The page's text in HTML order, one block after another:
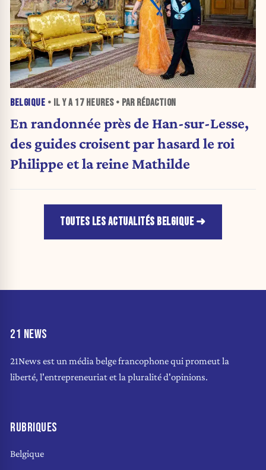
BELGIQUE • IL Y A 17 HEURES• PAR RÉDACTION
En randonnée près de Han-sur-Lesse,
des guides croisent par hasard le roi
Philippe et la reine Mathilde
TOUTES LES ACTUALITÉS BELGIQUE
21 NEWS
21News est un média belge francophone qui promeut la
liberté, l'entrepreneuriat et la pluralité d'opinions.
RUBRIQUES
Belgique